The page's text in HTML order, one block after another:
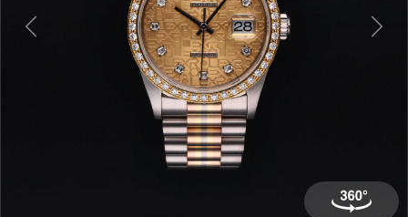
Previous Next